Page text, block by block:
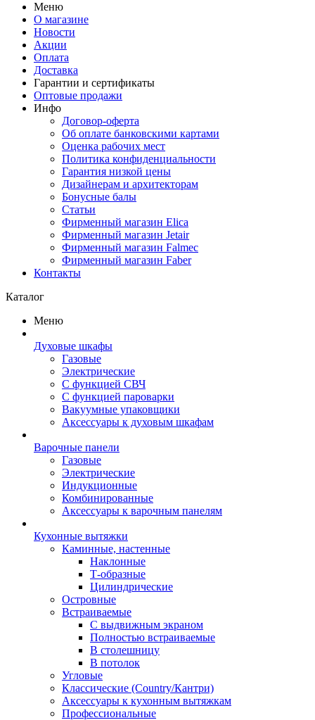
Меню
О магазине
Новости
Акции
Оплата
Доставка
Гарантии и сертификаты
Оптовые продажи
Инфо
Договор-оферта
Об оплате банковскими картами
Оценка рабочих мест
Политика конфиденциальности
Гарантия низкой цены
Дизайнерам и архитекторам
Бонусные балы
Статьи
Фирменный магазин Elica
Фирменный магазин Jetair
Фирменный магазин Falmec
Фирменный магазин Faber
Контакты
Каталог
Меню
Духовые шкафы
Газовые
Электрические
С функцией СВЧ
С функцией пароварки
Вакуумные упаковщики
Аксессуары к духовым шкафам
Варочные панели
Газовые
Электрические
Индукционные
Комбинированные
Аксессуары к варочным панелям
Кухонные вытяжки
Каминные, настенные
Наклонные
Т-образные
Цилиндрические
Островные
Встраиваемые
С выдвижным экраном
Полностью встраиваемые
В столешницу
В потолок
Угловые
Классические (Country/Кантри)
Аксессуары к кухонным вытяжкам
Профессиональные